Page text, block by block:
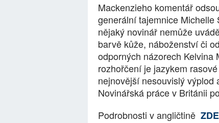
Mackenzieho komentář
generální tajemnice
nějaký novinář nemůže
barvě kůže, náboženství či
odporných názorech Kelvina
rozhořčení je jazykem
nejnovější nesouvislý výplod
Novinářská práce v Británii
Podrobnosti v angličtině ZDE